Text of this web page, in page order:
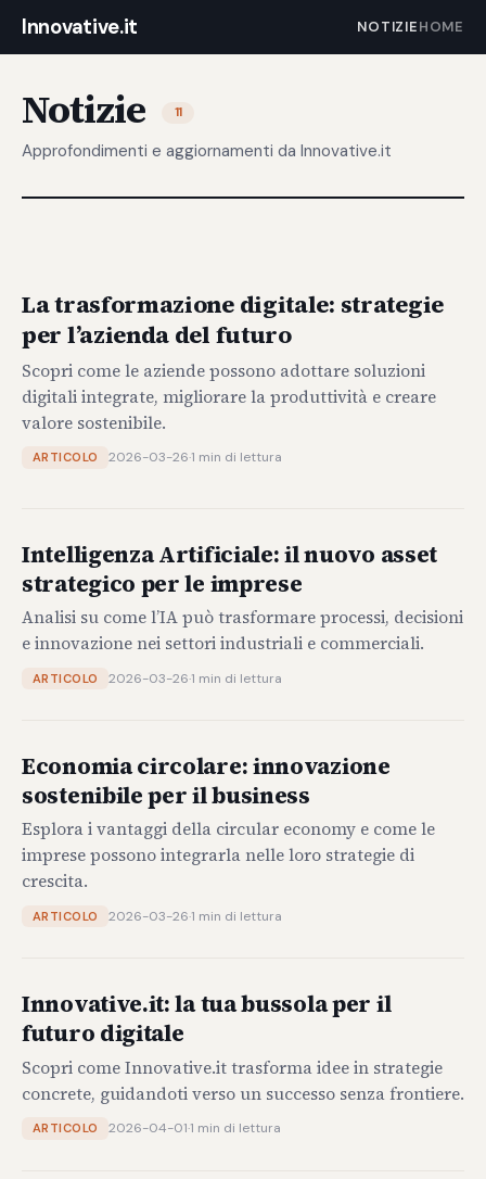
Innovative.it NOTIZIEHOME
Notizie 11
Approfondimenti e aggiornamenti da Innovative.it
La trasformazione digitale: strategie
per l’azienda del futuro
Scopri come le aziende possono adottare soluzioni
digitali integrate, migliorare la produttività e creare
valore sostenibile.
ARTICOLO 2026-03-26·1 min di lettura
Intelligenza Artificiale: il nuovo asset
strategico per le imprese
Analisi su come l’IA può trasformare processi, decisioni
e innovazione nei settori industriali e commerciali.
ARTICOLO 2026-03-26·1 min di lettura
Economia circolare: innovazione
sostenibile per il business
Esplora i vantaggi della circular economy e come le
imprese possono integrarla nelle loro strategie di
crescita.
ARTICOLO 2026-03-26·1 min di lettura
Innovative.it: la tua bussola per il
futuro digitale
Scopri come Innovative.it trasforma idee in strategie
concrete, guidandoti verso un successo senza frontiere.
ARTICOLO 2026-04-01·1 min di lettura